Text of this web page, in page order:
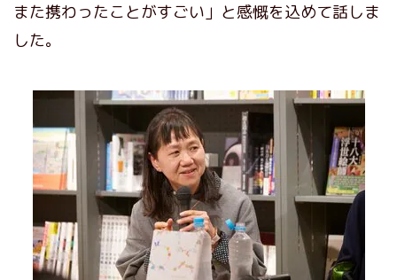
また携わったことがすごい」と感慨を込めて話しま
した。